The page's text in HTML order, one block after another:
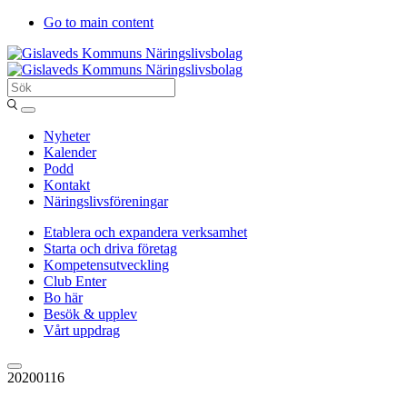
Go to main content
Sök
Entergislaved
Nyheter
Kalender
Podd
Kontakt
Näringslivsföreningar
Etablera och expandera verksamhet
Starta och driva företag
Kompetensutveckling
Club Enter
Bo här
Besök & upplev
Vårt uppdrag
20200116